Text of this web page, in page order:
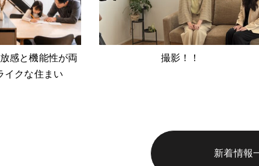
感と機能性が両
イクな住まい
撮影！！
新着情報